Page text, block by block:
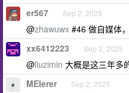
er567 Sep 2, 2025
@zhawuwx #46 做自媒体
xx6412223 Sep 2, 2025
@liuzimin 大概是这三年多
MEIerer Sep 2, 2025